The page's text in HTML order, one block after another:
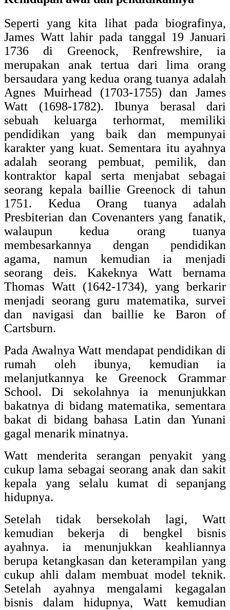
Seperti yang kita lihat pada biografinya,
James Watt lahir pada tanggal 19 Januari
1736 di Greenock, Renfrewshire, ia
merupakan anak tertua dari lima orang
bersaudara yang kedua orang tuanya adalah
Agnes Muirhead (1703-1755) dan James
Watt (1698-1782). Ibunya berasal dari
sebuah keluarga terhormat, memiliki
pendidikan yang baik dan mempunyai
karakter yang kuat. Sementara itu ayahnya
adalah seorang pembuat, pemilik, dan
kontraktor kapal serta menjabat sebagai
seorang kepala baillie Greenock di tahun
1751. Kedua Orang tuanya adalah
Presbiterian dan Covenanters yang fanatik,
walaupun kedua orang tuanya
membesarkannya dengan pendidikan
agama, namun kemudian ia menjadi
seorang deis. Kakeknya Watt bernama
Thomas Watt (1642-1734), yang berkarir
menjadi seorang guru matematika, survei
dan navigasi dan baillie ke Baron of
Cartsburn.
Pada Awalnya Watt mendapat pendidikan di
rumah oleh ibunya, kemudian ia
melanjutkannya ke Greenock Grammar
School. Di sekolahnya ia menunjukkan
bakatnya di bidang matematika, sementara
bakat di bidang bahasa Latin dan Yunani
gagal menarik minatnya.
Watt menderita serangan penyakit yang
cukup lama sebagai seorang anak dan sakit
kepala yang selalu kumat di sepanjang
hidupnya.
Setelah tidak bersekolah lagi, Watt
kemudian bekerja di bengkel bisnis
ayahnya. ia menunjukkan keahliannya
berupa ketangkasan dan keterampilan yang
cukup ahli dalam membuat model teknik.
Setelah ayahnya mengalami kegagalan
bisnis dalam hidupnya, Watt kemudian